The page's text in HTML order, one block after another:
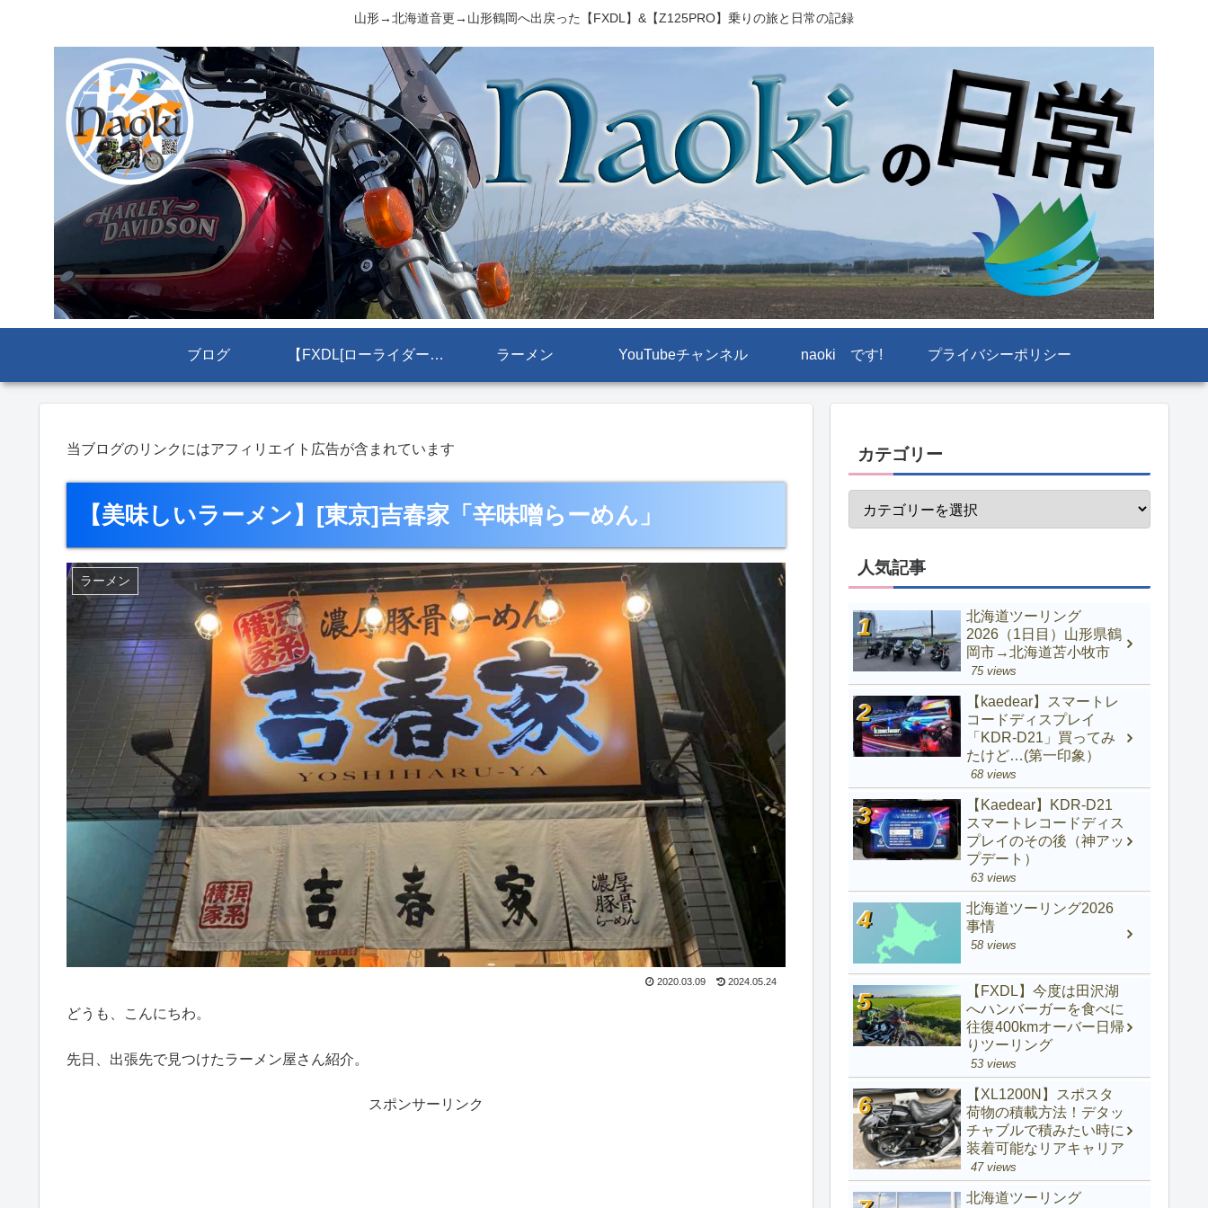
山形→北海道音更→山形鶴岡へ出戻った【FXDL】&【Z125PRO】乗りの旅と日常の記録
ブログ 【FXDL[ローライダー]】 ラーメン YouTubeチャンネル naoki です! プライバシーポリシー
当ブログのリンクにはアフィリエイト広告が含まれています
【美味しいラーメン】[東京]吉春家「辛味噌らーめん」
ラーメン
2020.03.09 2024.05.24
どうも、こんにちわ。
先日、出張先で見つけたラーメン屋さん紹介。
スポンサーリンク
カテゴリー
人気記事
北海道ツーリング
2026（1日目）山形県鶴
岡市→北海道苫小牧市
75 views
【kaedear】スマートレ
コードディスプレイ
「KDR-D21」買ってみ
たけど…(第一印象）
68 views
【Kaedear】KDR-D21
スマートレコードディス
プレイのその後（神アッ
プデート）
63 views
北海道ツーリング2026
事情
58 views
【FXDL】今度は田沢湖
へハンバーガーを食べに
往復400kmオーバー日帰
りツーリング
53 views
【XL1200N】スポスタ
荷物の積載方法！デタッ
チャブルで積みたい時に
装着可能なリアキャリア
47 views
北海道ツーリング